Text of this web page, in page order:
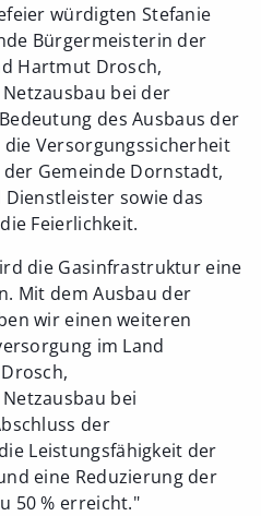
würdigten Stefanie
Bürgermeisterin der
Hartmut Drosch,
bei der
des Ausbaus der
Versorgungssicherheit
Gemeinde Dornstadt,
sowie das
Feierlichkeit.
die Gasinfrastruktur eine
Mit dem Ausbau der
wir einen weiteren
im Land
bei
der
Leistungsfähigkeit der
eine Reduzierung der
50 % erreicht."